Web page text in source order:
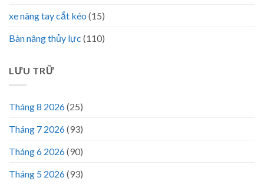
xe nâng tay cắt kéo (15)
Bàn nâng thủy lực (110)
LƯU TRỮ
Tháng 8 2026(25)
Tháng 7 2026(93)
Tháng 6 2026(90)
Tháng 5 2026(93)